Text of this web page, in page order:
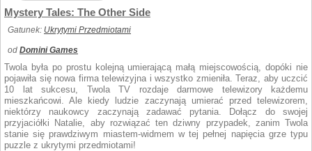
Mystery Tales: The Other Side
Gatunek: Ukrytymi Przedmiotami
od Domini Games
Twola była po prostu kolejną umierającą małą miejscowością, dopóki nie
pojawiła się nowa firma telewizyjna i wszystko zmieniła. Teraz, aby uczcić
10 lat sukcesu, Twola TV rozdaje darmowe telewizory każdemu
mieszkańcowi. Ale kiedy ludzie zaczynają umierać przed telewizorem,
niektórzy naukowcy zaczynają zadawać pytania. Dołącz do swojej
przyjaciółki Natalie, aby rozwiązać ten dziwny przypadek, zanim Twola
stanie się prawdziwym miastem-widmem w tej pełnej napięcia grze typu
puzzle z ukrytymi przedmiotami!